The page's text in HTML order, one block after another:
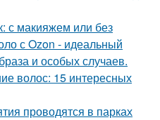
с макияжем или без
с Ozon - идеальный
и особых случаев.
волос: 15 интересных
проводятся в парках